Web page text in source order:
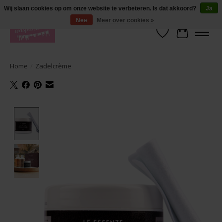
De lekkerste geuren wasparfum in uw eigen shop. Testers nodig? Ga naar
producten --> wasparfum --> geurtester
Verlanglijst
Home Zadelcrème
Wij slaan cookies op om onze website te verbeteren. Is dat akkoord?
Ja
Nee
Meer over cookies »